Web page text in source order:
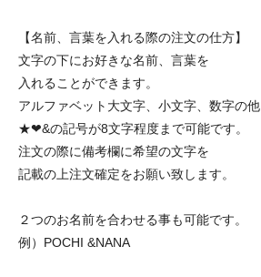
【名前、言葉を入れる際の注文の仕方】
文字の下にお好きな名前、言葉を
入れることができます。
アルファベット大文字、小文字、数字の他
★❤︎&の記号が8文字程度まで可能です。
注文の際に備考欄に希望の文字を
記載の上注文確定をお願い致します。
２つのお名前を合わせる事も可能です。
例）POCHI &NANA